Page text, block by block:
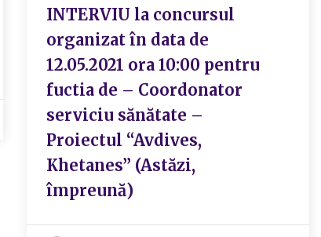
INTERVIU la concursul
organizat în data de
12.05.2021 ora 10:00 pentru
fuctia de – Coordonator
serviciu sănătate –
Proiectul “Avdives,
Khetanes” (Astăzi,
împreună)